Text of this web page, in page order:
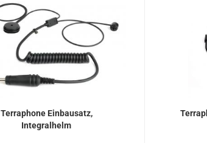
Terraphone Einbausatz,
Integralhelm